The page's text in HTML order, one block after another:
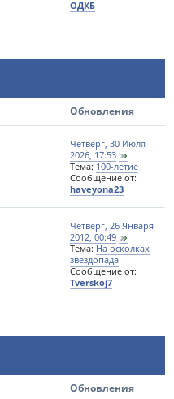
ОДКБ
Обновления
Четверг, 30 Июля
2026, 17:53
Тема: 100-летие
Сообщение от:
haveyona23
Четверг, 26 Января
2012, 00:49
Тема: На осколках
звездопада
Сообщение от:
Tverskoj7
Обновления